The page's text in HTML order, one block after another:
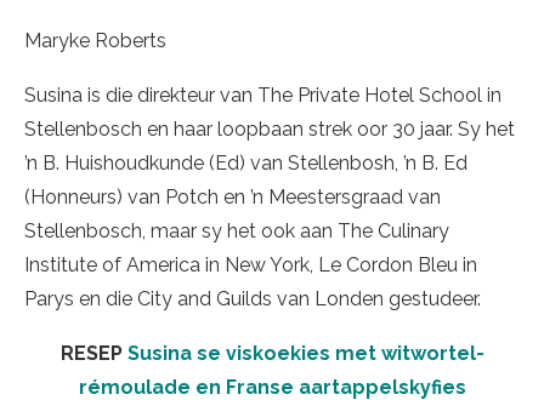
Maryke Roberts
Susina is die direkteur van The Private Hotel School in
Stellenbosch en haar loopbaan strek oor 30 jaar. Sy het
’n B. Huishoudkunde (Ed) van Stellenbosh, ’n B. Ed
(Honneurs) van Potch en ’n Meestersgraad van
Stellenbosch, maar sy het ook aan The Culinary
Institute of America in New York, Le Cordon Bleu in
Parys en die City and Guilds van Londen gestudeer.
RESEP Susina se viskoekies met witwortel-
rémoulade en Franse aartappelskyfies